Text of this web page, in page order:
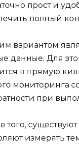
прост и
полный
вариантом
данные. Для
в прямую
мониторинга
при
того,
измерять